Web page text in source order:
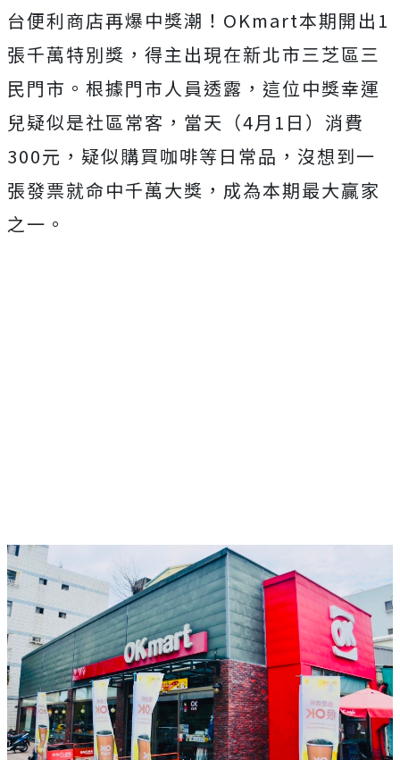
台便利商店再爆中獎潮！OKmart本期開出1
張千萬特別獎，得主出現在新北市三芝區三
民門市。根據門市人員透露，這位中獎幸運
兒疑似是社區常客，當天（4月1日）消費
300元，疑似購買咖啡等日常品，沒想到一
張發票就命中千萬大獎，成為本期最大贏家
之一。